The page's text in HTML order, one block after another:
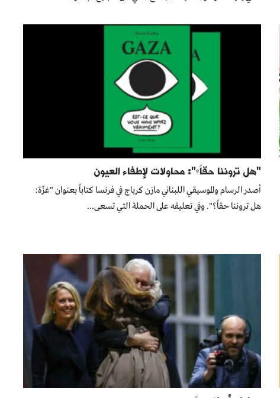
"هل تروننا حقاً؟": محاولات لإطفاء العيون
أصدر الرسام والموسيقي اللبناني مازن كرباج في فرنسا كتاباً بعنوان "غزّة:
هل تروننا حقاً؟". وفي تعليقه على الحملة التي تسعى...